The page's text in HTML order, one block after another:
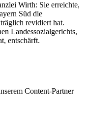
Wirth: Sie erreichte,
Süd die
revidiert hat.
Landessozialgerichts,
entschärft.
Content-Partner